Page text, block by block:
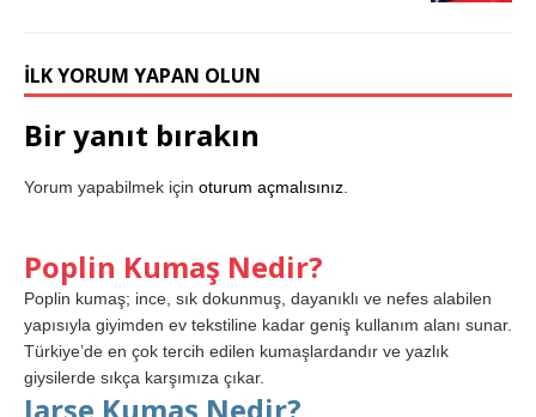
İLK YORUM YAPAN OLUN
Bir yanıt bırakın
Yorum yapabilmek için oturum açmalısınız.
Poplin Kumaş Nedir?
Poplin kumaş; ince, sık dokunmuş, dayanıklı ve nefes alabilen
yapısıyla giyimden ev tekstiline kadar geniş kullanım alanı sunar.
Türkiye’de en çok tercih edilen kumaşlardandır ve yazlık
giysilerde sıkça karşımıza çıkar.